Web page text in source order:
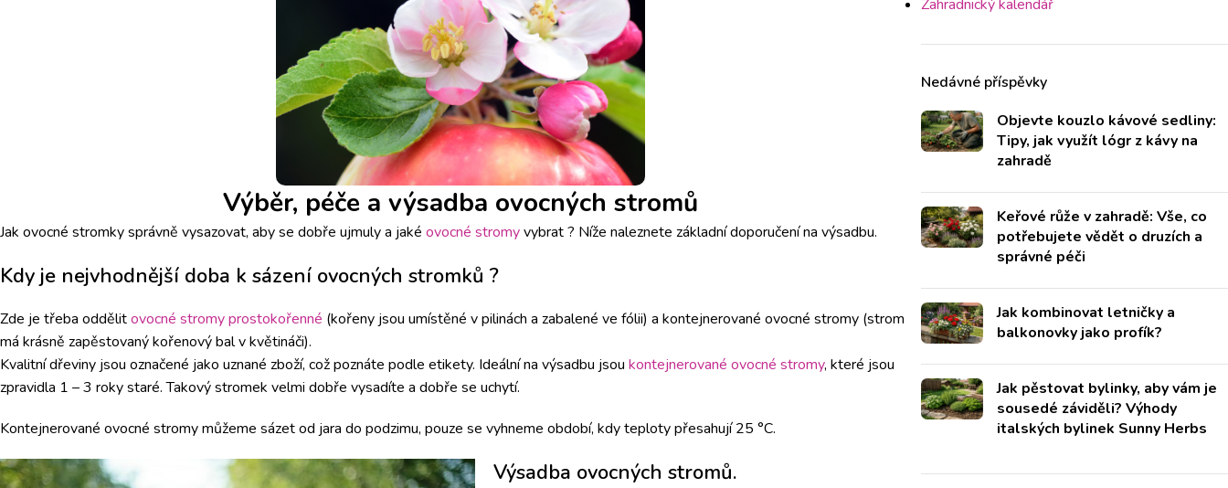
Výběr, péče a výsadba ovocných stromů
Jak ovocné stromky správně vysazovat, aby se dobře ujmuly a jaké ovocné stromyvybrat ? Níže naleznete základní doporučení na výsadbu.
Kdy je nejvhodnější doba k sázení ovocných stromků ?
Zde je třeba oddělitovocné stromy prostokořenné (kořeny jsou umístěné v pilinách a zabalené ve fólii) a kontejnerované ovocné stromy (strom
má krásně zapěstovaný kořenový bal v květináči).
Kvalitní dřeviny jsou označené jako uznané zboží, což poznáte podle etikety. Ideální na výsadbu jsou kontejnerované ovocné stromy, které jsou
zpravidla 1 – 3 roky staré. Takový stromek velmi dobře vysadíte a dobře se uchytí.
Kontejnerované ovocné stromy můžeme sázet od jara do podzimu, pouze se vyhneme období, kdy teploty přesahují 25 °C.
Výsadba ovocných stromů.
Zahradnický kalendář
Nedávné příspěvky
Objevte kouzlo kávové sedliny:
Tipy, jak využít lógr z kávy na
zahradě
Keřové růže v zahradě: Vše, co
potřebujete vědět o druzích a
správné péči
Jak kombinovat letničky a
balkonovky jako profík?
Jak pěstovat bylinky, aby vám je
sousedé záviděli? Výhody
italských bylinek Sunny Herbs